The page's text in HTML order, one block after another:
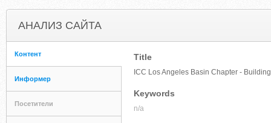
АНАЛИЗ САЙТА
Контент
Информер
Посетители
Title
ICC Los Angeles Basin Chapter -
Keywords
n/a